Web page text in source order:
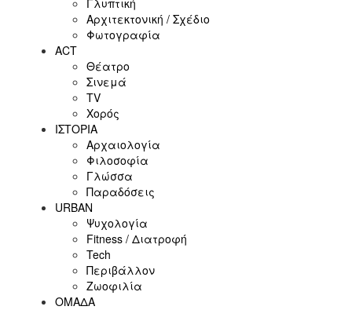
Αρχιτεκτονική / Σχέδιο
Φωτογραφία
ACT
Θέατρο
Σινεμά
ΤV
Χορός
ΙΣΤΟΡΙΑ
Αρχαιολογία
Φιλοσοφία
Γλώσσα
Παραδόσεις
URBAN
Ψυχολογία
Fitness / Διατροφή
Tech
Περιβάλλον
Ζωοφιλία
ΟΜΑΔΑ